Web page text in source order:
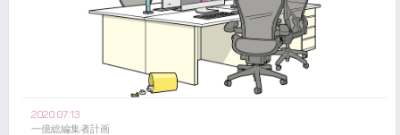
2020.07.13
一億総編集者計画